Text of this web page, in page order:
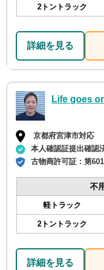
2トントラック
詳細を見る
Life goes
京都府宮津市対応
本人確認証提出確認
古物商許可証：第
不
軽トラック
2トントラック
詳細を見る